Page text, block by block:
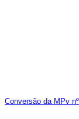
Conversão da MPv